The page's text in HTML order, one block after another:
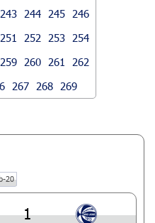
243 244 245
246
251 252 253
254
259 260 261
262
267 268 269
20
1